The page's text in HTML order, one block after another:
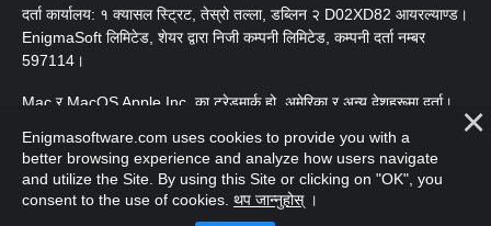
दर्ता कार्यालय: १ क्यासल स्ट्रिट, तेस्रो तल्ला, डब्लिन २ D02XD82 आयरल्याण्ड।
EnigmaSoft लिमिटेड, शेयर द्वारा निजी कम्पनी लिमिटेड, कम्पनी दर्ता नम्बर
597114।
Mac र MacOS Apple Inc. का ट्रेडमार्क हो, अमेरिका र अन्य देशहरूमा दर्ता।
प्रतिलिपि अधिकार 2016-2026। EnigmaSoft Ltd. सर्वाधिकार सुरक्षित।
Enigmasoftware.com uses cookies to provide you with a
better browsing experience and analyze how users navigate
and utilize the Site. By using this Site or clicking on "OK", you
consent to the use of cookies. थप जान्नुहोस्।